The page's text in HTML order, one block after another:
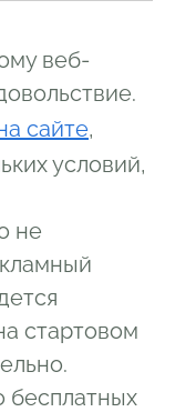
веб-
сайте,
условий,
не
стартовом